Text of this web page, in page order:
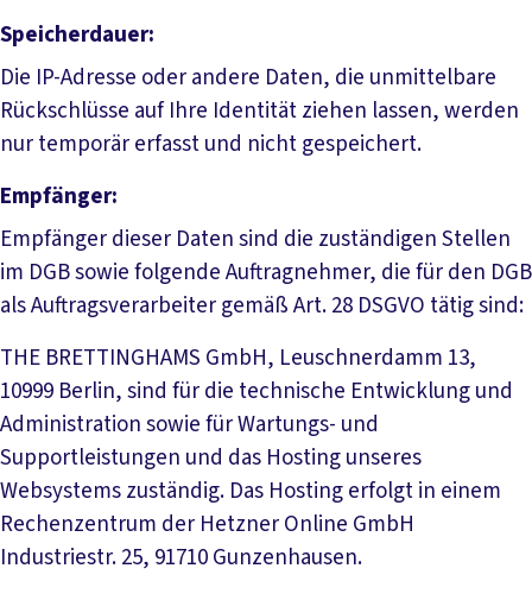
Speicherdauer:
Die IP-Adresse oder andere Daten, die unmittelbare
Rückschlüsse auf Ihre Identität ziehen lassen, werden
nur temporär erfasst und nicht gespeichert.
Empfänger:
Empfänger dieser Daten sind die zuständigen Stellen
im DGB sowie folgende Auftragnehmer, die für den DGB
als Auftragsverarbeiter gemäß Art. 28 DSGVO tätig sind:
THE BRETTINGHAMS GmbH, Leuschnerdamm 13,
10999 Berlin, sind für die technische Entwicklung und
Administration sowie für Wartungs- und
Supportleistungen und das Hosting unseres
Websystems zuständig. Das Hosting erfolgt in einem
Rechenzentrum der Hetzner Online GmbH
Industriestr. 25, 91710 Gunzenhausen.